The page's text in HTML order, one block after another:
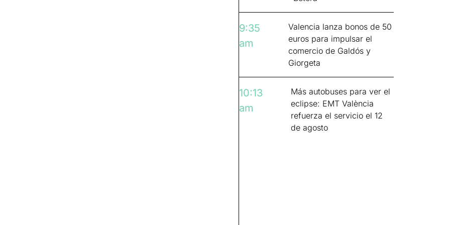
9:35
am
Valencia lanza bonos de 50
euros para impulsar el
comercio de Galdós y
Giorgeta
10:13
am
Más autobuses para ver el
eclipse: EMT València
refuerza el servicio el 12
de agosto